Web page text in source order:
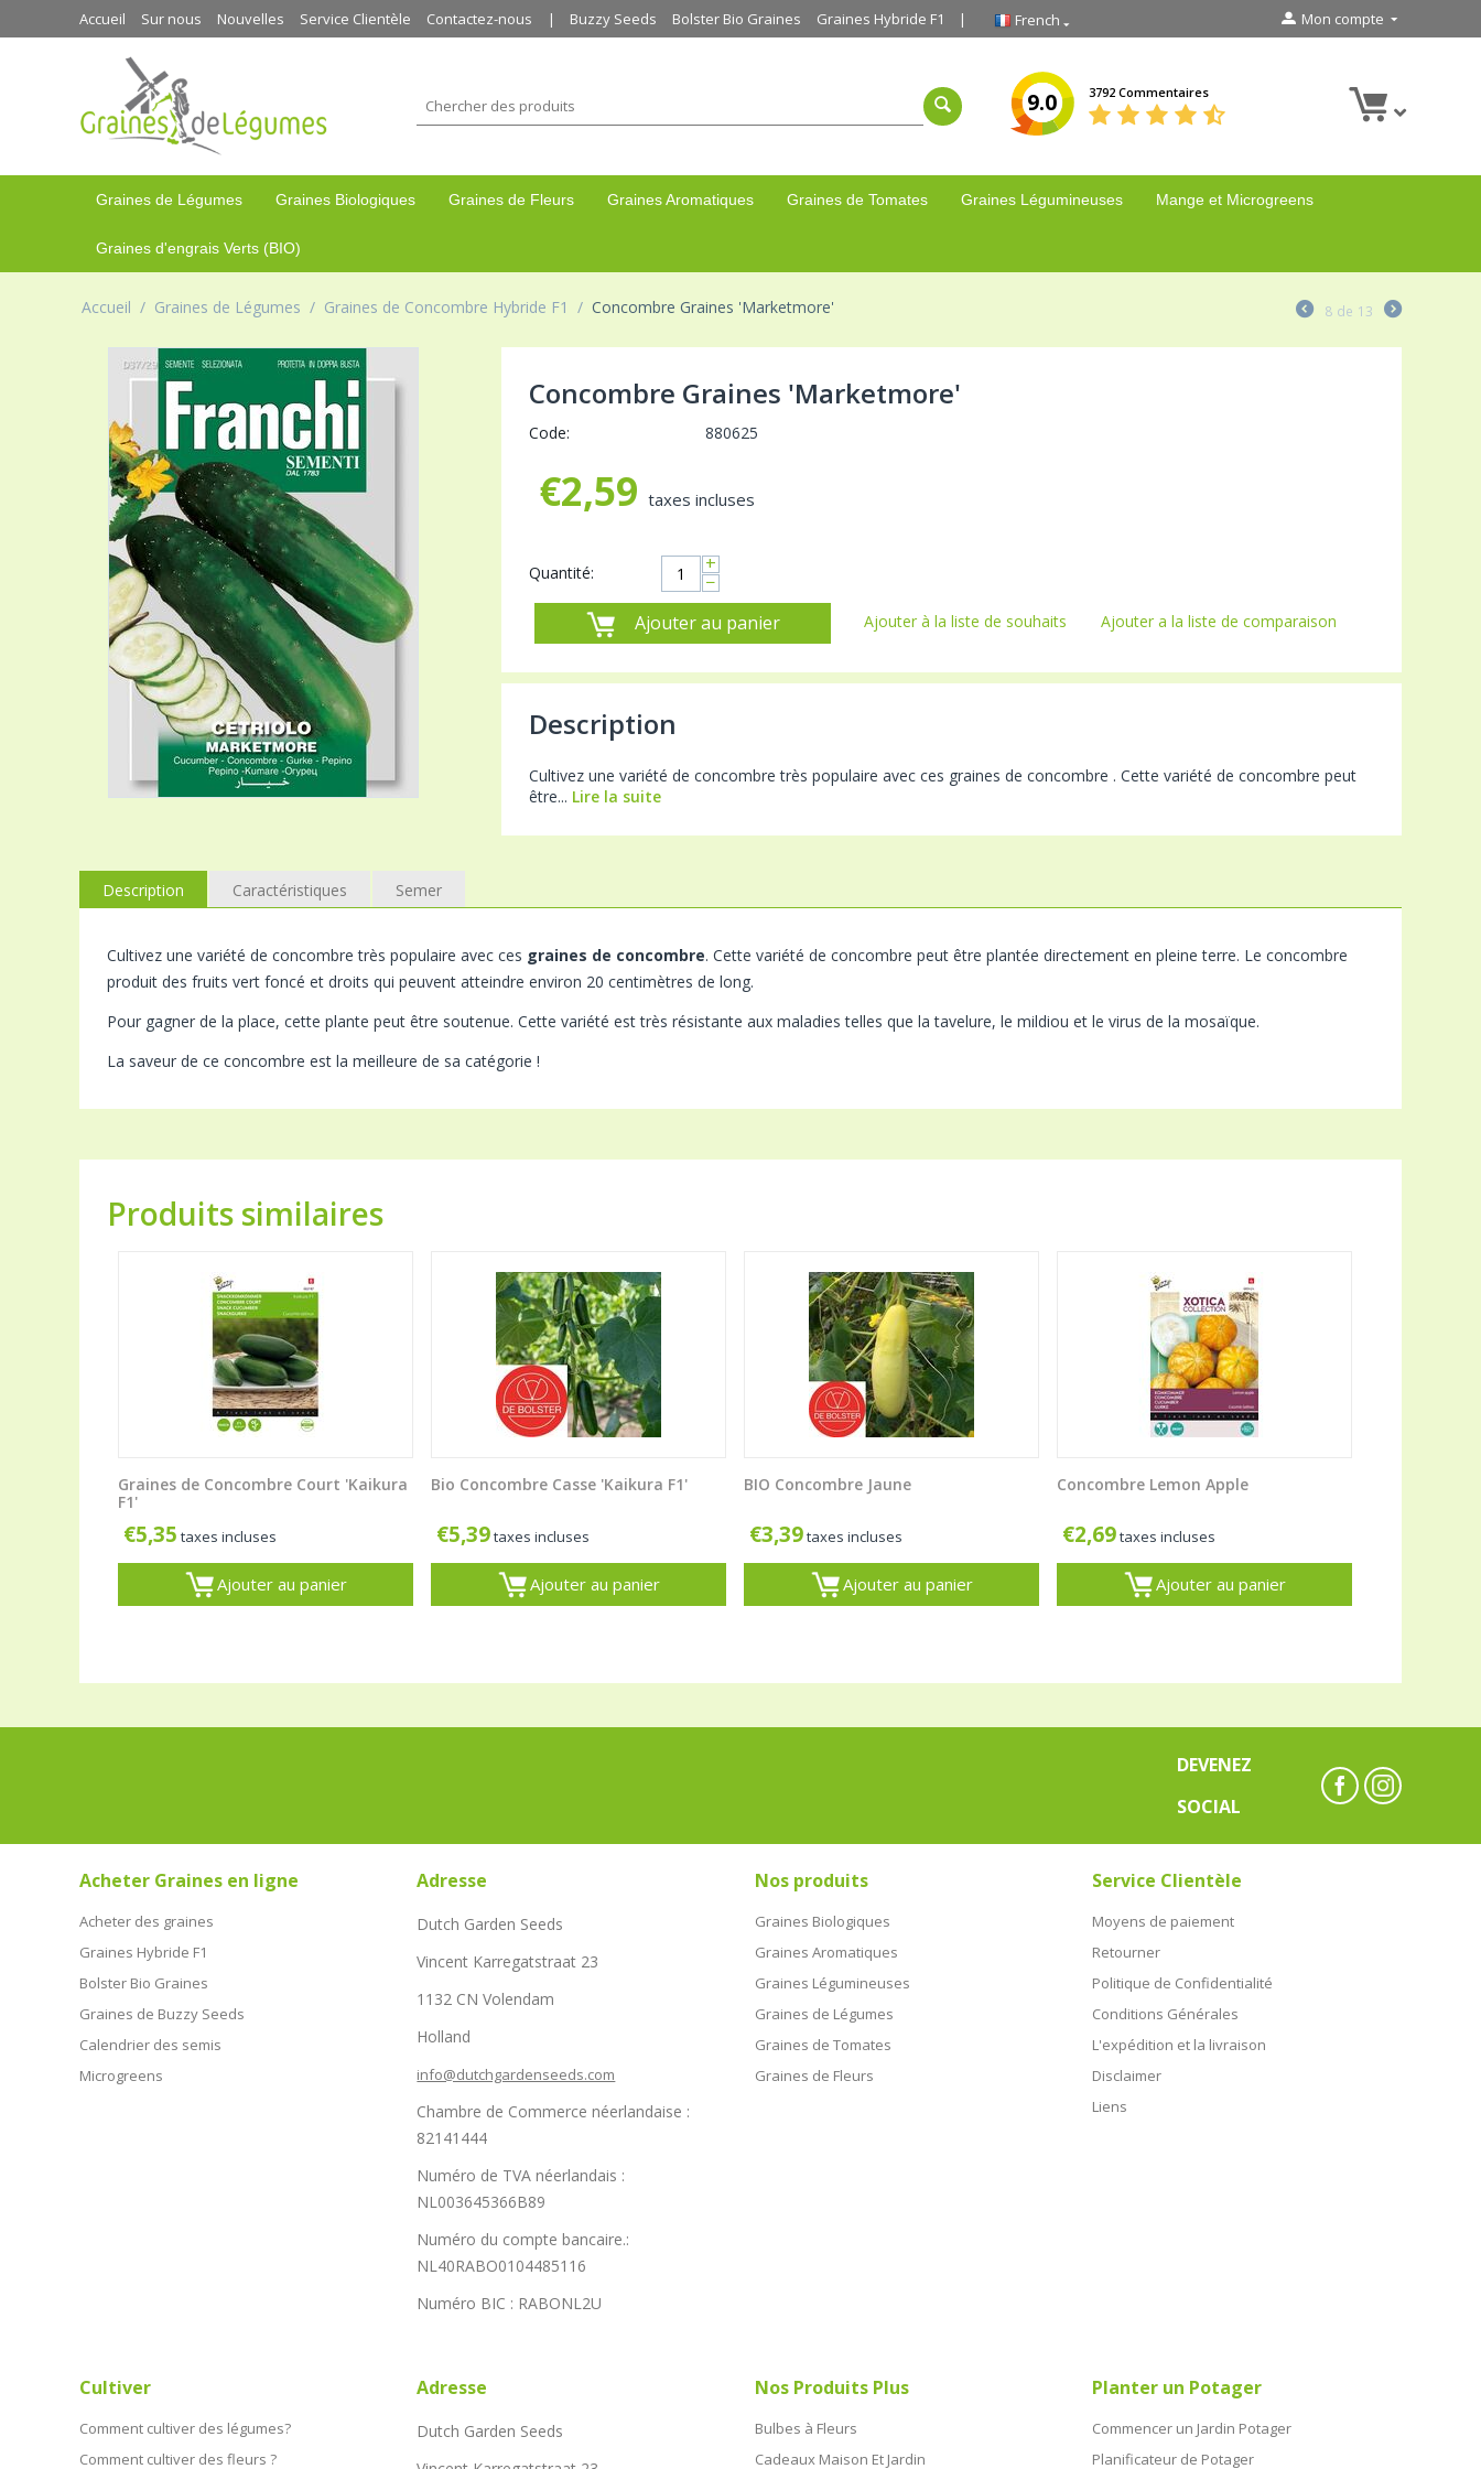
Accueil Sur nous Nouvelles Service Clientèle Contactez-nous Buzzy Seeds Bolster Bio Graines Graines Hybride F1 French Mon compte
9.0 3792 Commentaires
Graines de Légumes Graines Biologiques Graines de Fleurs Graines Aromatiques Graines de Tomates Graines Légumineuses Mange et Microgreens
Graines d'engrais Verts (BIO)
Accueil / Graines de Légumes / Graines de Concombre Hybride F1 / Concombre Graines 'Marketmore' 8 de 13
Concombre Graines 'Marketmore'
Code: 880625
€2,59 taxes incluses
Quantité: +
−
Ajouter au panier
Ajouter à la liste de souhaits Ajouter a la liste de comparaison
Description
Cultivez une variété de concombre très populaire avec ces graines de concombre . Cette variété de concombre peut
être... Lire la suite
Description Caractéristiques Semer
Cultivez une variété de concombre très populaire avec ces graines de concombre. Cette variété de concombre peut être plantée directement en pleine terre. Le concombre
produit des fruits vert foncé et droits qui peuvent atteindre environ 20 centimètres de long.
Pour gagner de la place, cette plante peut être soutenue. Cette variété est très résistante aux maladies telles que la tavelure, le mildiou et le virus de la mosaïque.
La saveur de ce concombre est la meilleure de sa catégorie !
Produits similaires
Graines de Concombre Court 'Kaikura
F1'
€5,35 taxes incluses
Ajouter au panier
Bio Concombre Casse 'Kaikura F1'
€5,39taxes incluses
Ajouter au panier
BIO Concombre Jaune
€3,39taxes incluses
Ajouter au panier
Concombre Lemon Apple
€2,69taxes incluses
Ajouter au panier
DEVENEZ
SOCIAL
Acheter Graines en ligne
Acheter des graines
Graines Hybride F1
Bolster Bio Graines
Graines de Buzzy Seeds
Calendrier des semis
Microgreens
Adresse
Dutch Garden Seeds
Vincent Karregatstraat 23
1132 CN Volendam
Holland
info@dutchgardenseeds.com
Chambre de Commerce néerlandaise :
82141444
Numéro de TVA néerlandais :
NL003645366B89
Numéro du compte bancaire.:
NL40RABO0104485116
Numéro BIC : RABONL2U
Nos produits
Graines Biologiques
Graines Aromatiques
Graines Légumineuses
Graines de Légumes
Graines de Tomates
Graines de Fleurs
Service Clientèle
Moyens de paiement
Retourner
Politique de Confidentialité
Conditions Générales
L'expédition et la livraison
Disclaimer
Liens
Cultiver
Comment cultiver des légumes?
Comment cultiver des fleurs ?
Adresse
Dutch Garden Seeds
Nos Produits Plus
Bulbes à Fleurs
Cadeaux Maison Et Jardin
Planter un Potager
Commencer un Jardin Potager
Planificateur de Potager